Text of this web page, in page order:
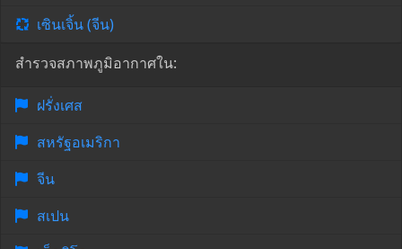
เซินเจิ้น (จีน)
สำรวจสภาพภูมิอากาศใน:
ฝรั่งเศส
สหรัฐอเมริกา
จีน
สเปน